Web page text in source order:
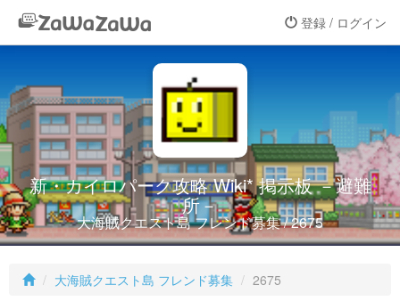
登録 / ログイン
新・カイロパーク攻略 Wiki* 掲示板 －避難
所－
大海賊クエスト島 フレンド募集 / 2675
大海賊クエスト島 フレンド募集 2675